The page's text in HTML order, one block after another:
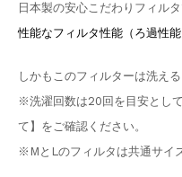
日本製の安心こだわりフィルタ
性能なフィルタ性能（ろ過性
しかもこのフィルターは洗える
※洗濯回数は20回を目安とし
て】をご確認ください。
※MとLのフィルタは共通サイ